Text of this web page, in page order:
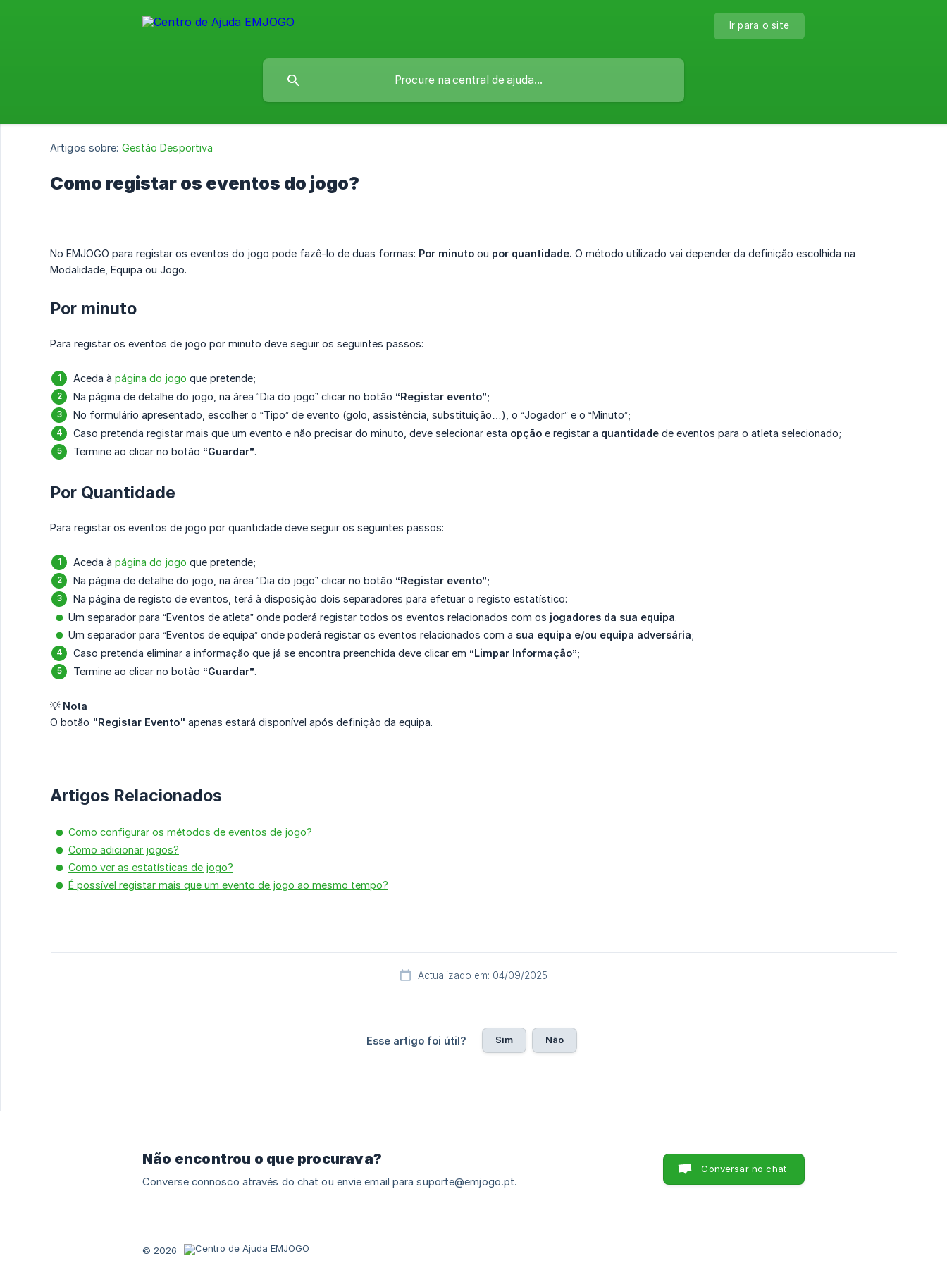
Ir para o site
Artigos sobre: Gestão Desportiva
Como registar os eventos do jogo?
No EMJOGO para registar os eventos do jogo pode fazê-lo de duas formas: Por minuto ou por quantidade. O método utilizado vai depender da definição escolhida na
Modalidade, Equipa ou Jogo.
Por minuto
Para registar os eventos de jogo por minuto deve seguir os seguintes passos:
Aceda à página do jogo que pretende;
Na página de detalhe do jogo, na área “Dia do jogo” clicar no botão “Registar evento”;
No formulário apresentado, escolher o “Tipo” de evento (golo, assistência, substituição…), o “Jogador” e o “Minuto”;
Caso pretenda registar mais que um evento e não precisar do minuto, deve selecionar esta opção e registar a quantidade de eventos para o atleta selecionado;
Termine ao clicar no botão “Guardar”.
Por Quantidade
Para registar os eventos de jogo por quantidade deve seguir os seguintes passos:
Aceda à página do jogo que pretende;
Na página de detalhe do jogo, na área “Dia do jogo” clicar no botão “Registar evento”;
Na página de registo de eventos, terá à disposição dois separadores para efetuar o registo estatístico:
Um separador para “Eventos de atleta” onde poderá registar todos os eventos relacionados com os jogadores da sua equipa.
Um separador para “Eventos de equipa” onde poderá registar os eventos relacionados com a sua equipa e/ou equipa adversária;
Caso pretenda eliminar a informação que já se encontra preenchida deve clicar em “Limpar Informação”;
Termine ao clicar no botão “Guardar”.
💡 Nota
O botão "Registar Evento" apenas estará disponível após definição da equipa.
Artigos Relacionados
Como configurar os métodos de eventos de jogo?
Como adicionar jogos?
Como ver as estatísticas de jogo?
É possível registar mais que um evento de jogo ao mesmo tempo?
Actualizado em: 04/09/2025
Esse artigo foi útil? Sim Não
Não encontrou o que procurava?
Converse connosco através do chat ou envie email para suporte@emjogo.pt.
Conversar no chat
© 2026